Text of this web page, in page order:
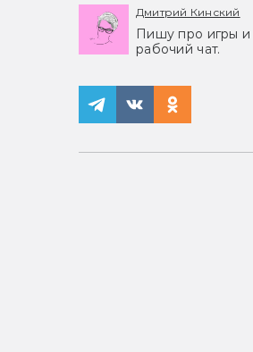
Дмитрий Кинский
Пишу про игры
рабочий чат.